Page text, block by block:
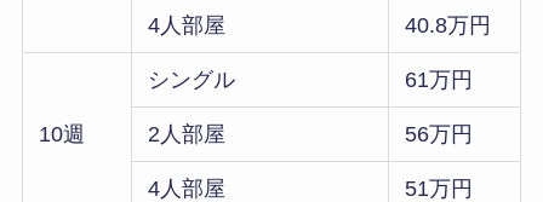
4人部屋 40.8万円
10週
シングル 61万円
2人部屋 56万円
4人部屋 51万円